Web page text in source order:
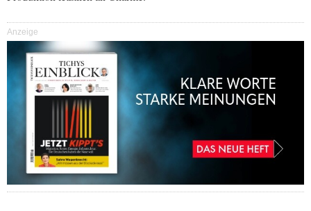
Anzeige